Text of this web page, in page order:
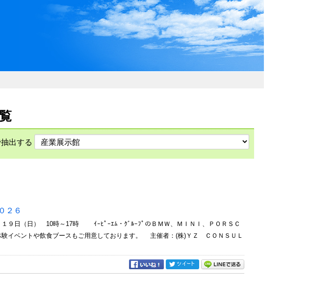
社 いしかわおでかけガイド
出する
２６
９日（日） 10時～17時 ｲｰﾋﾟｰｴﾑ・ｸﾞﾙｰﾌﾟのＢＭＷ、ＭＩＮＩ、ＰＯＲＳＣ
験イベントや飲食ブースもご用意しております。 主催者：(株)ＹＺ ＣＯＮＳＵＬ